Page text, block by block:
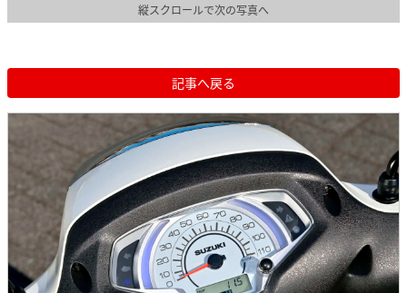
縦スクロールで次の写真へ
記事へ戻る